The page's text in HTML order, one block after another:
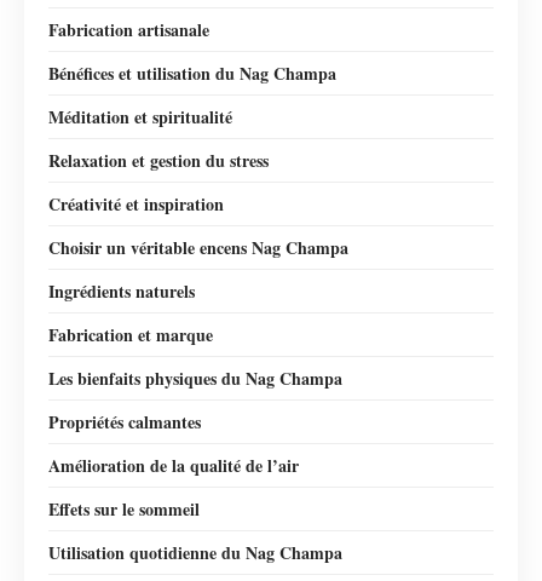
Fabrication artisanale
Bénéfices et utilisation du Nag Champa
Méditation et spiritualité
Relaxation et gestion du stress
Créativité et inspiration
Choisir un véritable encens Nag Champa
Ingrédients naturels
Fabrication et marque
Les bienfaits physiques du Nag Champa
Propriétés calmantes
Amélioration de la qualité de l’air
Effets sur le sommeil
Utilisation quotidienne du Nag Champa